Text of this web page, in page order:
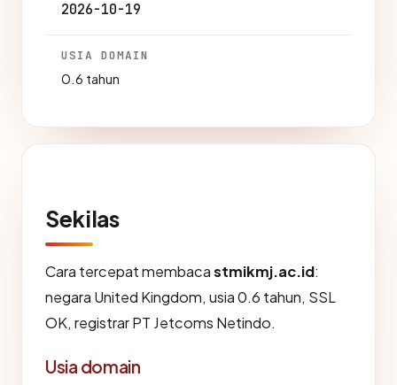
2026-10-19
USIA DOMAIN
0.6 tahun
Sekilas
Cara tercepat membacastmikmj.ac.id:
negara United Kingdom, usia 0.6 tahun, SSL
OK, registrar PT Jetcoms Netindo.
Usia domain